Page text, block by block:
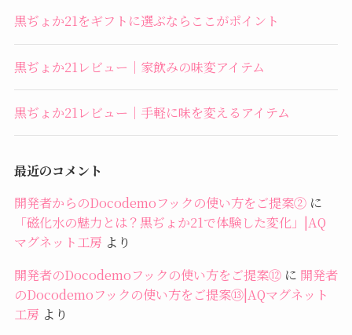
黒ぢょか21をギフトに選ぶならここがポイント
黒ぢょか21レビュー｜家飲みの味変アイテム
黒ぢょか21レビュー｜手軽に味を変えるアイテム
最近のコメント
開発者からのDocodemoフックの使い方をご提案②に
「磁化水の魅力とは？黒ぢょか21で体験した変化」|AQ
マグネット工房 より
開発者のDocodemoフックの使い方をご提案⑫に 開発者
のDocodemoフックの使い方をご提案⑬|AQマグネット
工房 より